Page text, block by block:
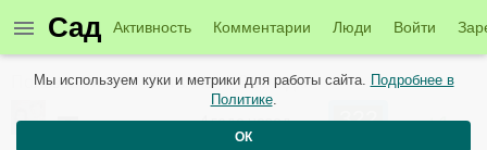
Сад Активность Комментарии Люди Войти
Пользователи Татьяна Закладки
Татьяна4 года назад 322 +1
Мы используем куки и метрики для работы сайта. Подробнее в
Политике.
ОК